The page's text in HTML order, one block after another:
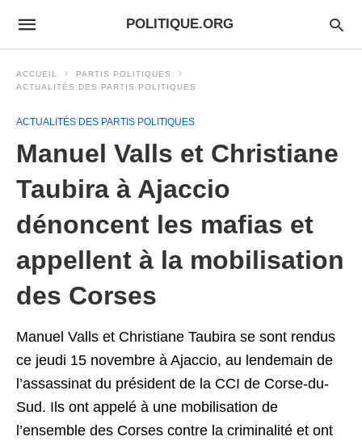
POLITIQUE.ORG
ACCUEIL
PARTIS POLITIQUES
ACTUALITÉS DES PARTIS POLITIQUES
ACTUALITÉS DES PARTIS POLITIQUES
Manuel Valls et Christiane
Taubira à Ajaccio
dénoncent les mafias et
appellent à la mobilisation
des Corses
Manuel Valls et Christiane Taubira se sont rendus
ce jeudi 15 novembre à Ajaccio, au lendemain de
l’assassinat du président de la CCI de Corse-du-
Sud. Ils ont appelé à une mobilisation de
l’ensemble des Corses contre la criminalité et ont